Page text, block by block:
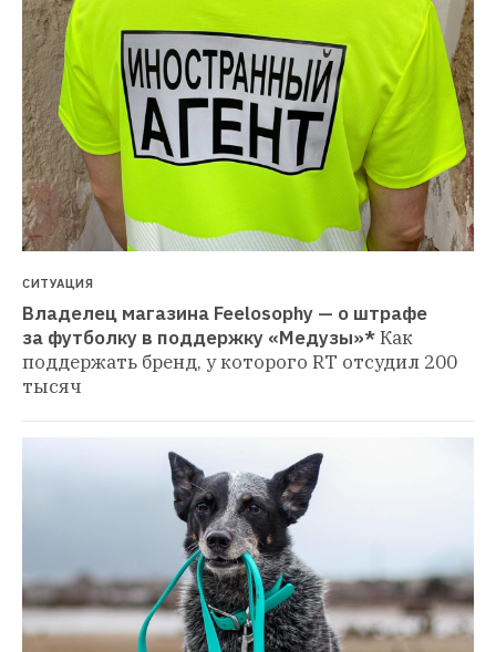
СИТУАЦИЯ
Владелец магазина Feelosophy — о штрафе
за футболку в поддержку «Медузы»*Как
поддержать бренд, у которого RT отсудил 200
тысяч